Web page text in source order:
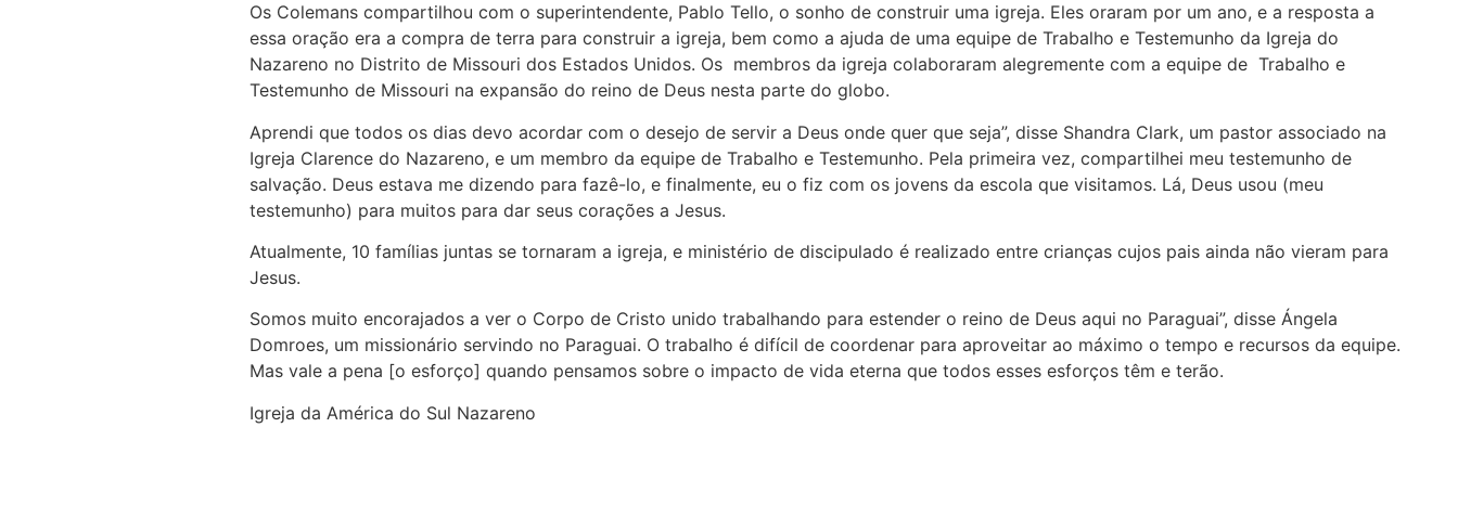
Os Colemans compartilhou com o superintendente, Pablo Tello, o sonho de construir uma igreja. Eles oraram por um ano, e a resposta a
essa oração era a compra de terra para construir a igreja, bem como a ajuda de uma equipe de Trabalho e Testemunho da Igreja do
Nazareno no Distrito de Missouri dos Estados Unidos. Os membros da igreja colaboraram alegremente com a equipe de Trabalho e
Testemunho de Missouri na expansão do reino de Deus nesta parte do globo.
Aprendi que todos os dias devo acordar com o desejo de servir a Deus onde quer que seja”, disse Shandra Clark, um pastor associado na
Igreja Clarence do Nazareno, e um membro da equipe de Trabalho e Testemunho. Pela primeira vez, compartilhei meu testemunho de
salvação. Deus estava me dizendo para fazê-lo, e finalmente, eu o fiz com os jovens da escola que visitamos. Lá, Deus usou (meu
testemunho) para muitos para dar seus corações a Jesus.
Atualmente, 10 famílias juntas se tornaram a igreja, e ministério de discipulado é realizado entre crianças cujos pais ainda não vieram para
Jesus.
Somos muito encorajados a ver o Corpo de Cristo unido trabalhando para estender o reino de Deus aqui no Paraguai”, disse Ángela
Domroes, um missionário servindo no Paraguai. O trabalho é difícil de coordenar para aproveitar ao máximo o tempo e recursos da equipe.
Mas vale a pena [o esforço] quando pensamos sobre o impacto de vida eterna que todos esses esforços têm e terão.
Igreja da América do Sul Nazareno